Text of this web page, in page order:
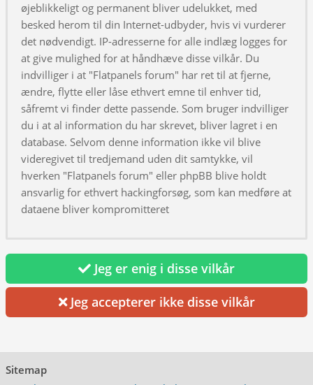
øjeblikkeligt og permanent bliver udelukket, med
besked herom til din Internet-udbyder, hvis vi vurderer
det nødvendigt. IP-adresserne for alle indlæg logges for
at give mulighed for at håndhæve disse vilkår. Du
indvilliger i at "Flatpanels forum" har ret til at fjerne,
ændre, flytte eller låse ethvert emne til enhver tid,
såfremt vi finder dette passende. Som bruger indvilliger
du i at al information du har skrevet, bliver lagret i en
database. Selvom denne information ikke vil blive
videregivet til tredjemand uden dit samtykke, vil
hverken "Flatpanels forum" eller phpBB blive holdt
ansvarlig for ethvert hackingforsøg, som kan medføre at
dataene bliver kompromitteret
Jeg er enig i disse vilkår
Jeg accepterer ikke disse vilkår
Sitemap